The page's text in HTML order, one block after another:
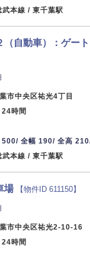
武本線 / 東千葉駅
（自動車）：ゲー
市中央区祐光4丁目
24時間
500/ 全幅 190/ 全高
武本線 / 東千葉駅
場 【物件ID 611150】
市中央区祐光2-10-16
24時間